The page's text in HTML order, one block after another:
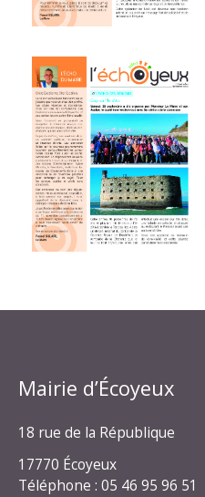
Mairie d’Écoyeux
18 rue de la République
17770 Écoyeux
Téléphone : 05 46 95 96 51